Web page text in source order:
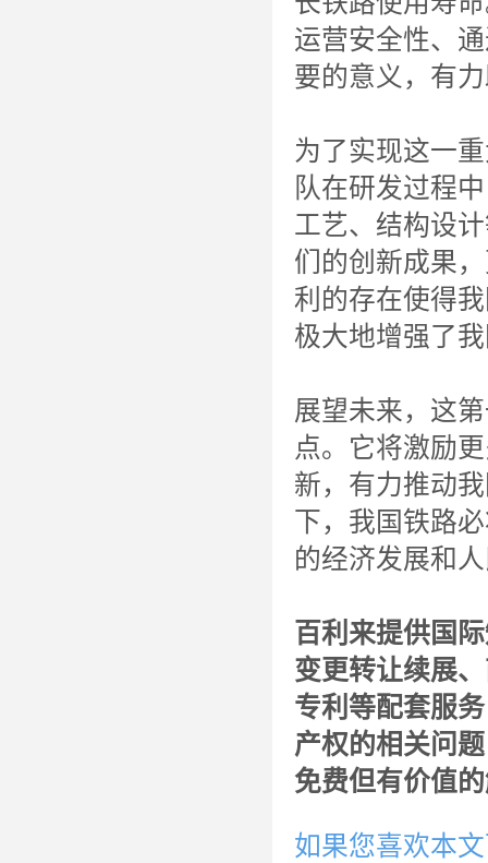
运营安全性、
要的意义，有
为了实现这一
队在研发过程
工艺、结构设
们的创新成果
利的存在使得
极大地增强了
展望未来，这
点。它将激励
新，有力推动
下，我国铁路
的经济发展和
百利来提供国
变更转让续展
专利等配套服
产权的相关问
免费但有价值
如果您喜欢本